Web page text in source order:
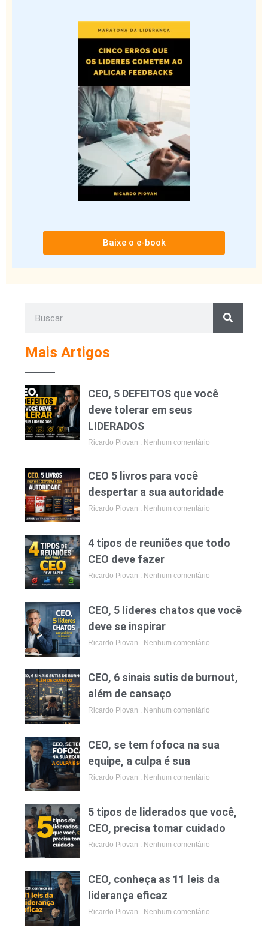
Baixe o e-book
Mais Artigos
CEO, 5 DEFEITOS que você
deve tolerar em seus
LIDERADOS
Ricardo Piovan Nenhum comentário
CEO 5 livros para você
despertar a sua autoridade
Ricardo Piovan Nenhum comentário
4 tipos de reuniões que todo
CEO deve fazer
Ricardo Piovan Nenhum comentário
CEO, 5 líderes chatos que você
deve se inspirar
Ricardo Piovan Nenhum comentário
CEO, 6 sinais sutis de burnout,
além de cansaço
Ricardo Piovan Nenhum comentário
CEO, se tem fofoca na sua
equipe, a culpa é sua
Ricardo Piovan Nenhum comentário
5 tipos de liderados que você,
CEO, precisa tomar cuidado
Ricardo Piovan Nenhum comentário
CEO, conheça as 11 leis da
liderança eficaz
Ricardo Piovan Nenhum comentário